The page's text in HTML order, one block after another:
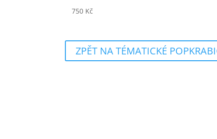
750 Kč
ZPĚT NA TÉMATICKÉ